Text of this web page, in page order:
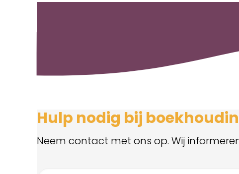
Hulp nodig bij
Neem contact met ons op. Wij